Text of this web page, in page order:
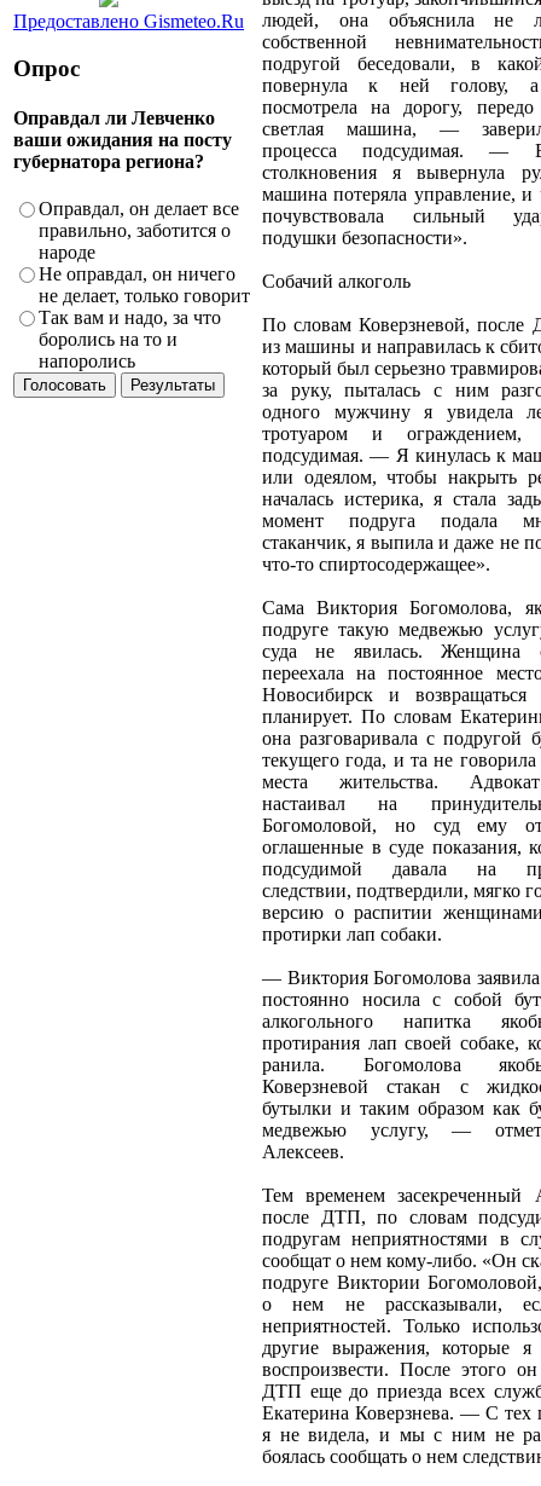
Предоставлено Gismeteo.Ru
Опрос
Оправдал ли Левченко
ваши ожидания на посту
губернатора региона?
Оправдал, он делает все
правильно, заботится о
народе
Не оправдал, он ничего
не делает, только говорит
Так вам и надо, за что
боролись на то и
напоролись
людей, она объяснила не
собственной
подругой беседовали, в
повернула к ней голову,
посмотрела на дорогу,
светлая машина, —
процесса подсудимая. —
столкновения я вывернула
машина потеряла управление, и
почувствовала сильный
подушки безопасности».
Собачий алкоголь
По словам Коверзневой,
из машины и направилась к
который был серьезно
за руку, пыталась с ним
одного мужчину я увидела
тротуаром и
подсудимая. — Я кинулась к
или одеялом, чтобы накрыть
началась истерика, я стала
момент подруга подала
стаканчик, я выпила и даже не
что-то спиртосодержащее».
Сама Виктория Богомолова,
подруге такую медвежью
суда не явилась. Женщина
переехала на постоянное
Новосибирск и
планирует. По словам
она разговаривала с подругой
текущего года, и та не
места жительства.
настаивал на
Богомоловой, но суд ему
оглашенные в суде показания,
подсудимой давала на
следствии, подтвердили, мягко
версию о распитии
протирки лап собаки.
— Виктория Богомолова
постоянно носила с собой
алкогольного напитка
протирания лап своей собаке,
ранила. Богомолова
Коверзневой стакан с
бутылки и таким образом как
медвежью услугу, —
Алексеев.
Тем временем засекреченный
после ДТП, по словам
подругам неприятностями в
сообщат о нем кому-либо. «Он
подруге Виктории
о нем не рассказывали,
неприятностей. Только
другие выражения, которые
воспроизвести. После этого
ДТП еще до приезда всех
Екатерина Коверзнева. — С тех
я не видела, и мы с ним не
боялась сообщать о нем